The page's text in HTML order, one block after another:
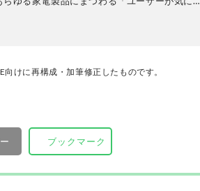
質的な性能を見極め、その良し悪しをありのま
けに再構成・加筆修正したものです。
ブックマーク